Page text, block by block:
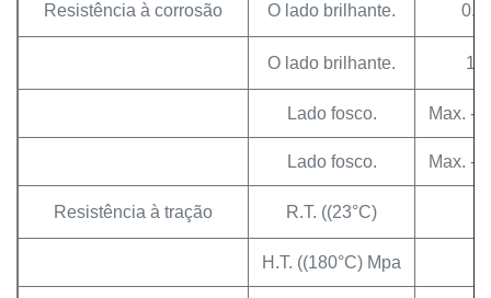
Resistência à corrosão O lado brilhante.
O lado brilhante.
Lado fosco. Max. -
Lado fosco. Max. -
Resistência à tração R.T. ((23°C)
H.T. ((180°C) Mpa